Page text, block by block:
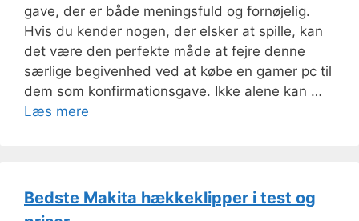
gave, der er både meningsfuld og fornøjelig.
Hvis du kender nogen, der elsker at spille, kan
det være den perfekte måde at fejre denne
særlige begivenhed ved at købe en gamer pc til
dem som konfirmationsgave. Ikke alene kan …
Læs mere
Bedste Makita hækkeklipper i test og